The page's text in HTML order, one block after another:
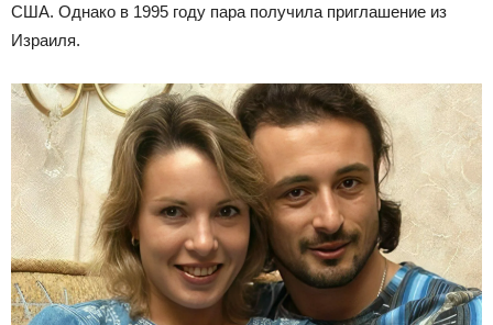
США. Однако в 1995 году пара получила приглашение из
Израиля.